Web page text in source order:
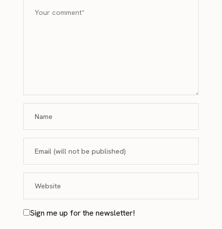
Sign me up for the newsletter!